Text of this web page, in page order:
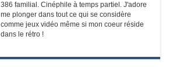
386 familial. Cinéphile à temps partiel. J'adore
me plonger dans tout ce qui se considère
comme jeux vidéo même si mon coeur réside
dans le rétro !